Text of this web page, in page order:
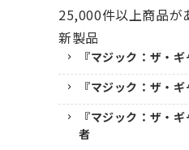
25,000件以上商品が
新製品
『マジック：ザ・
『マジック：ザ・
『マジック：ザ・
者